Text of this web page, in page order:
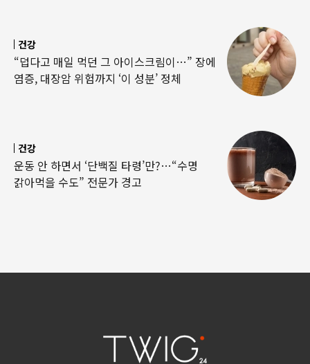
건강
“덥다고 매일 먹던 그 아이스크림이…” 장에
염증, 대장암 위험까지 ‘이 성분’ 정체
건강
운동 안 하면서 ‘단백질 타령’만?…“수명
갉아먹을 수도” 전문가 경고